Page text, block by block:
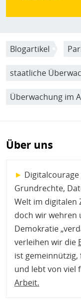
Blogartikel
staatliche
Überwachung im
Über uns
►
Grundrechte,
Welt im digitalen
doch wir wehren
Demokratie
verleihen wir die
ist
und lebt von viel
Arbeit.